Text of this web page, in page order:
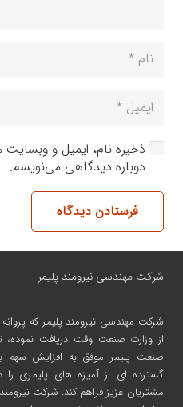
ذخیره نام، ایمیل و وبسایت
دوباره دیدگاهی می‌نویسم.
فرستادن دیدگاه
شرکت مهندسی نیرومند پلیمر
شرکت مهندسی نیرومند پلیمر
از وزارت صنعت وقت دریافت
صنعت پلیمر موفق به افزایش سهم
گسترده ای از آمیزه های پلیمری
مشتریان عزیز فراهم کند. شرکت